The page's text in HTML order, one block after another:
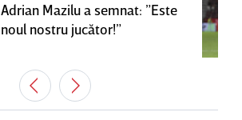
Adrian Mazilu a semnat: ”Este
noul nostru jucător!”